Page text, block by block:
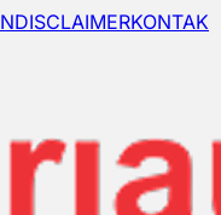
DISCLAIMERKONTAK